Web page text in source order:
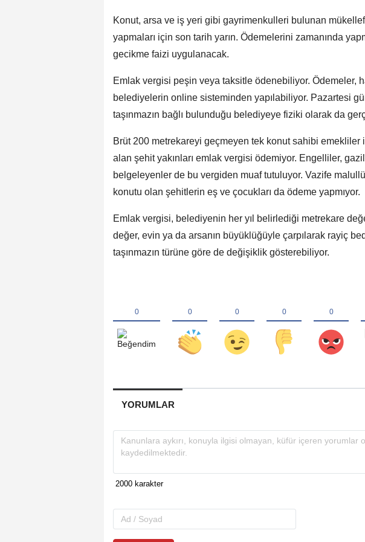
Konut, arsa ve iş yeri gibi gayrimenkulleri bulunan
yapmaları için son tarih yarın. Ödemelerini zamanında
gecikme faizi uygulanacak.
Emlak vergisi peşin veya taksitle ödenebiliyor. Ödemeler,
belediyelerin online sisteminden yapılabiliyor. Pazartesi
taşınmazın bağlı bulunduğu belediyeye fiziki olarak da
Brüt 200 metrekareyi geçmeyen tek konut sahibi emekliler
alan şehit yakınları emlak vergisi ödemiyor. Engelliler,
belgeleyenler de bu vergiden muaf tutuluyor. Vazife
konutu olan şehitlerin eş ve çocukları da ödeme yapmıyor.
Emlak vergisi, belediyenin her yıl belirlediği metrekare
değer, evin ya da arsanın büyüklüğüyle çarpılarak rayiç
taşınmazın türüne göre de değişiklik gösterebiliyor.
YORUMLAR